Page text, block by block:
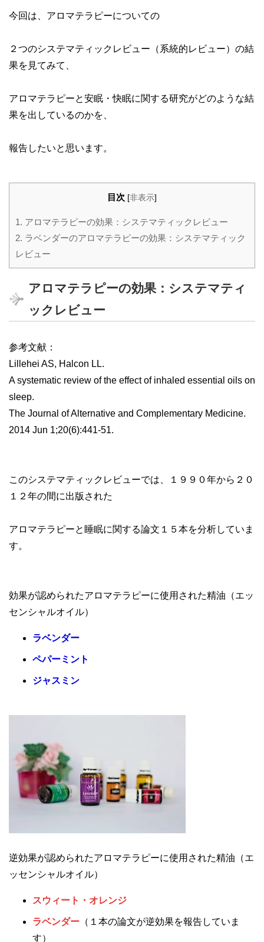
今回は、アロマテラピーについての
２つのシステマティックレビュー（系統的レビュー）の結
果を見てみて、
アロマテラピーと安眠・快眠に関する研究がどのような結
果を出しているのかを、
報告したいと思います。
目次 [非表示]
1. アロマテラピーの効果：システマティックレビュー
2. ラベンダーのアロマテラピーの効果：システマティック
レビュー
アロマテラピーの効果：システマティ
ックレビュー
参考文献：
Lillehei AS, Halcon LL.
A systematic review of the effect of inhaled essential oils on
sleep.
The Journal of Alternative and Complementary Medicine.
2014 Jun 1;20(6):441-51.
このシステマティックレビューでは、１９９０年から２０
１２年の間に出版された
アロマテラピーと睡眠に関する論文１５本を分析していま
す。
効果が認められたアロマテラピーに使用された精油（エッ
センシャルオイル）
ラベンダー
ペパーミント
ジャスミン
逆効果が認められたアロマテラピーに使用された精油（エ
ッセンシャルオイル）
スウィート・オレンジ
ラベンダー （１本の論文が逆効果を報告していま
す）